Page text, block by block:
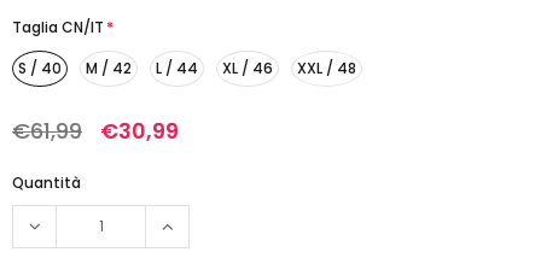
Taglia CN/IT *
S / 40
M / 42 L / 44 XL / 46 XXL / 48
€61,99 €30,99
Quantità